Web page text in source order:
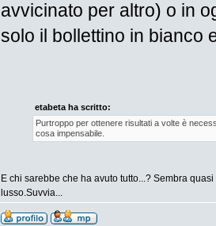
avvicinato per altro) o in
solo il bollettino in bianco
etabeta ha scritto:
Purtroppo per ottenere risultati a volte è
cosa impensabile.
E chi sarebbe che ha avuto tutto...? Sembra
lusso.Suvvia...